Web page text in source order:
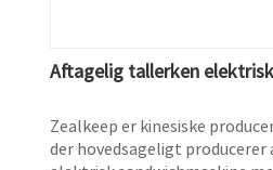
Aftagelig tallerken
Zealkeep er kinesiske
der hovedsageligt producerer